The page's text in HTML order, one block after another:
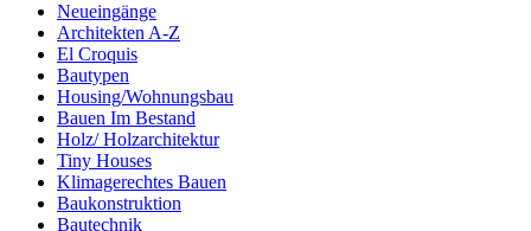
Neueingänge
Architekten A-Z
El Croquis
Bautypen
Housing/Wohnungsbau
Bauen Im Bestand
Holz/ Holzarchitektur
Tiny Houses
Klimagerechtes Bauen
Baukonstruktion
Bautechnik